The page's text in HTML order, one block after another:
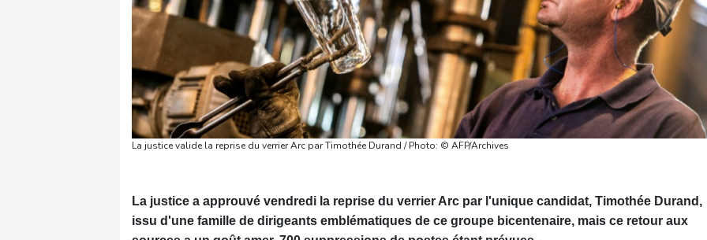
La justice valide la reprise du verrier Arc par Timothée Durand / Photo: © AFP/Archives
La justice a approuvé vendredi la reprise du verrier Arc par l'unique candidat, Timothée Durand,
issu d'une famille de dirigeants emblématiques de ce groupe bicentenaire, mais ce retour aux